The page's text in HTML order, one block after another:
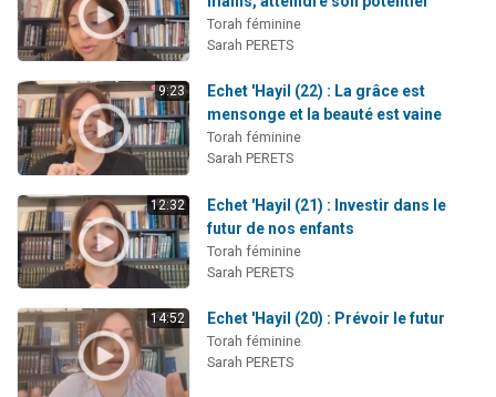
Il reste 49 places pour étudier en groupe sur Zoom
2 nouvelles musiques dans Torah-Box Music
Torah féminine
Sarah PERETS
9:23
Echet 'Hayil (22) : La grâce est
mensonge et la beauté est vaine
Torah féminine
Sarah PERETS
12:32
Echet 'Hayil (21) : Investir dans le
futur de nos enfants
Torah féminine
Sarah PERETS
14:52 Echet 'Hayil (20) : Prévoir le futur
Torah féminine
Sarah PERETS